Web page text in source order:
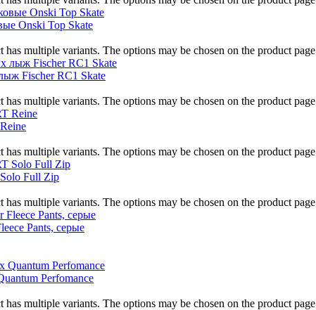
Onski Top Skate
has multiple variants. The options may be chosen on the product page
Fischer RC1 Skate
has multiple variants. The options may be chosen on the product page
has multiple variants. The options may be chosen on the product page
Full Zip
has multiple variants. The options may be chosen on the product page
Pants, серые
Perfomance
has multiple variants. The options may be chosen on the product page